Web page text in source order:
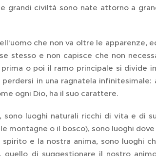
grandi civiltà sono nate attorno a
che non va oltre le apparenze,
stesso e non capisce che non
o poi il ramo principale si divide
in una ragnatela
ogni Dio, ha il suo carattere.
luoghi naturali ricchi di vita e di
o il bosco), sono luoghi
e la nostra anima, sono luoghi
di suggestionare il nostro